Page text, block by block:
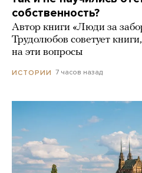
собственность?
Автор книги «Люди за
Трудолюбов советует
на эти вопросы
ИСТОРИИ 7 часов назад